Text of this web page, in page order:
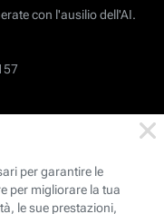
con l'ausilio dell'AI.